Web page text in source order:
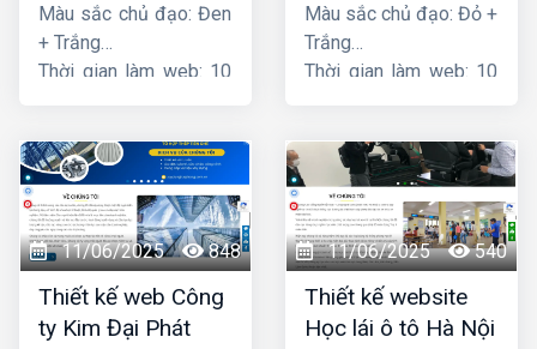
Màu sắc chủ đạo: Đen
+ Trắng
Thời gian làm web: 10
Màu sắc chủ đạo: Đỏ +
Trắng
Thời gian làm web: 10
11/06/2025 848
Thiết kế web Công
ty Kim Đại Phát
11/06/2025 540
Thiết kế website
Học lái ô tô Hà Nội